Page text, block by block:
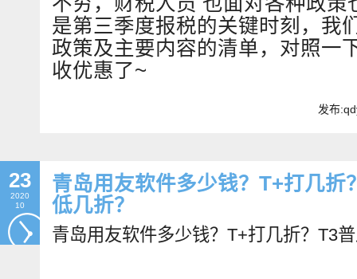
是第三季度报税的关键时刻，我
政策及主要内容的清单，对照一
收优惠了~
发布
23
2020
10
青岛用友软件多少钱？T+打几折
低几折？
青岛用友软件多少钱？T+打几折？T3